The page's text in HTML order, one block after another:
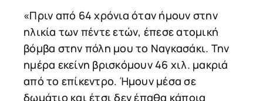
«Πριν από 64 χρόνια όταν ήμουν στην
ηλικία των πέντε ετών, έπεσε ατομική
βόμβα στην πόλη μου το Ναγκασάκι. Την
ημέρα εκείνη βρισκόμουν 46 χιλ. μακριά
από το επίκεντρο. Ήμουν μέσα σε
δωμάτιο και έτσι δεν έπαθα κάποια